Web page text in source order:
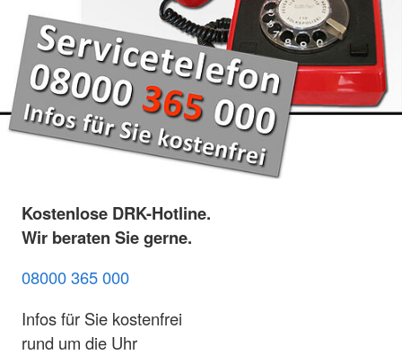
Kostenlose DRK-Hotline.
Wir beraten Sie gerne.
08000 365 000
Infos für Sie kostenfrei
rund um die Uhr